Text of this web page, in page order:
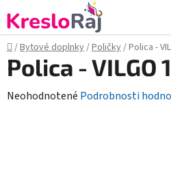
na
obsah
Domov
/Bytové doplnky/Poličky/Polica -
Polica - VILGO
Priemerné
Neohodnotené Podrobnosti